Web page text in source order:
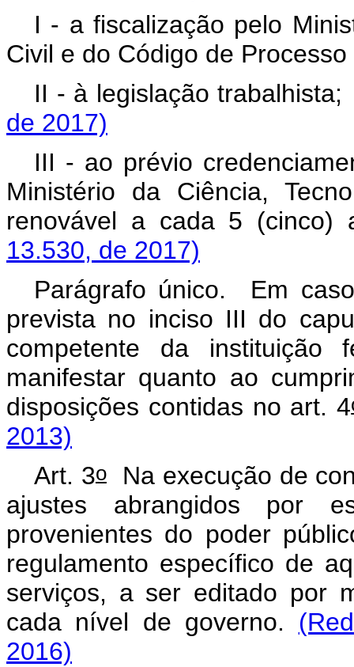
I - a fiscalização pelo
Civil e do Código de Processo
II - à legislação
de 2017)
III - ao prévio
Ministério da Ciência,
renovável a cada 5
13.530, de 2017)
Parágrafo único. Em
prevista no inciso III do
competente da
manifestar quanto ao
disposições contidas no art. 4
2013)
Art. 3oNa execução de
ajustes abrangidos por
provenientes do poder
regulamento específico de
serviços, a ser editado por
cada nível de governo.
2016)